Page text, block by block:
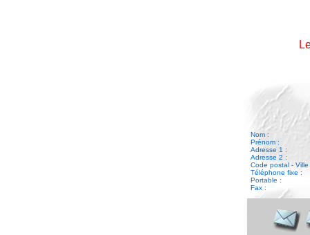
Nom :
Prénom :
Adresse 1 :
Adresse 2 :
Code postal - Ville
Téléphone fixe :
Portable :
Fax :